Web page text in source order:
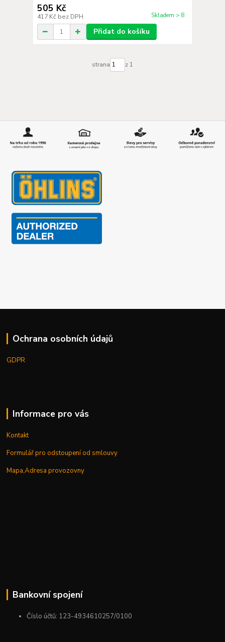
505 Kč
417 Kč bez DPH Skladem > 8
Přidat do košíku
strana z 1
Ochrana osobních údajů
GDPR
Informace pro vás
Kontakt
Formulář pro odstoupení od smlouvy
Mapa,Adresa provozovny
Bankovní spojení
Číslo účtů: 123-4934610257/0100